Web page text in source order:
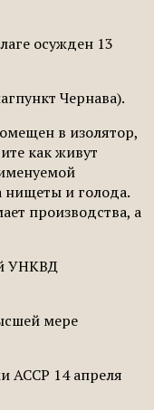
осужден 13
Чернава).
в изолятор,
как живут
нищеты и голода.
производства, а
УНКВД
мере
АССР 14 апреля